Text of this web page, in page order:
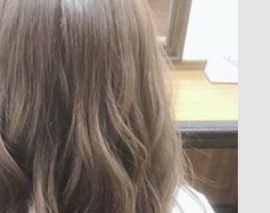
03-3860-0109
CONTACT